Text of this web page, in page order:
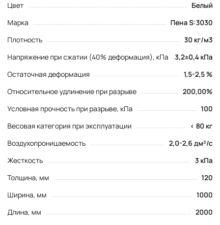
Цвет
Белый
Марка
Пена S:3030
Плотность
30 кг/м3
Напряжение при сжатии (40% деформация), кПа
3,2±0,4 кПа
Остаточная деформация
1,5-2,5 %
Относительное удлинение при разрыве
200,00%
Условная прочность при разрыве, кПа
100
Весовая категория при эксплуатации
< 80 кг
Воздухопроницаемость
2,0-2,6 дм³/с
Жесткость
3 кПа
Толщина, мм
120
Ширина, мм
1000
Длина, мм
2000